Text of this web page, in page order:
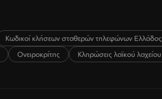
Κωδικοί κλήσεων σταθερών τηλεφώνων Ελλάδος
Ονειροκρίτης Κληρώσεις λαϊκού λαχείου